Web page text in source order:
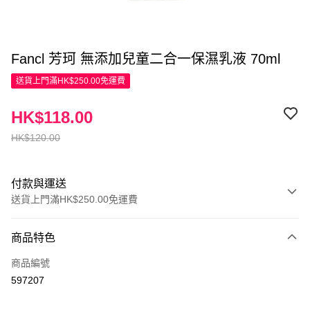
Fancl 芳珂 無添加兒童二合一保濕乳液 70ml
送貨上門滿HK$250.00免運費
HK$120.00
HK$118.00
付款與運送
送貨上門滿HK$250.00免運費
信用卡
Apple Pay
商品特色
商品編號
597207